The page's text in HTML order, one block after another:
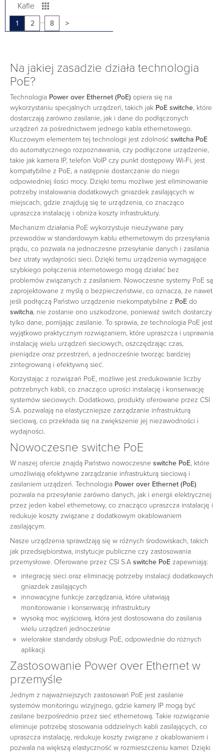
Kafle
1 2 ... 8 >
Na jakiej zasadzie działa technologia
PoE?
Technologia Power over Ethernet (PoE) opiera się na
wykorzystaniu specjalnych urządzeń, takich jak PoE switche, które
dostarczają zarówno zasilanie, jak i dane do podłączonych
urządzeń za pośrednictwem jednego kabla ethernetowego.
Kluczowym elementem tej technologii jest zdolność switcha PoE
do automatycznego rozpoznawania, czy podłączone urządzenie,
takie jak kamera IP, telefon VoIP czy punkt dostępowy Wi-Fi, jest
kompatybilne z PoE, a następnie dostarczanie do niego
odpowiedniej ilości mocy. Dzięki temu możliwe jest eliminowanie
potrzeby instalowania dodatkowych gniazdek zasilających w
miejscach, gdzie znajdują się te urządzenia, co znacząco
upraszcza instalację i obniża koszty infrastruktury.
Mechanizm działania PoE wykorzystuje nieużywane pary
przewodów w standardowym kablu ethernetowym do przesyłania
prądu, co pozwala na jednoczesne przesyłanie danych i zasilania
bez utraty wydajności sieci. Dzięki temu urządzenia wymagające
szybkiego połączenia internetowego mogą działać bez
problemów związanych z zasilaniem. Nowoczesne systemy PoE są
zaprojektowane z myślą o bezpieczeństwie, co oznacza, że nawet
jeśli podłączą Państwo urządzenie niekompatybilne z PoE do
switcha, nie zostanie ono uszkodzone, ponieważ switch dostarczy
tylko dane, pomijając zasilanie. To sprawia, że technologia PoE jest
wyjątkowo praktycznym rozwiązaniem, które upraszcza i usprawnia
instalację wielu urządzeń sieciowych, oszczędzając czas,
pieniądze oraz przestrzeń, a jednocześnie tworząc bardziej
zintegrowaną i efektywną sieć.
Korzystając z rozwiązań PoE, możliwe jest zredukowanie liczby
potrzebnych kabli, co znacząco uprości instalację i konserwację
systemów sieciowych. Dodatkowo, produkty oferowane przez CSI
S.A. pozwalają na elastyczniejsze zarządzanie infrastrukturą
sieciową, co przekłada się na zwiększenie jej niezawodności i
wydajności.
Nowoczesne switche PoE
W naszej ofercie znajdą Państwo nowoczesne switche PoE, które
umożliwiają efektywne zarządzanie infrastrukturą sieciową i
zasilaniem urządzeń. Technologia Power over Ethernet (PoE)
pozwala na przesyłanie zarówno danych, jak i energii elektrycznej
przez jeden kabel ethernetowy, co znacząco upraszcza instalację i
redukuje koszty związane z dodatkowym okablowaniem
zasilającym.
Nasze urządzenia sprawdzają się w różnych środowiskach, takich
jak przedsiębiorstwa, instytucje publiczne czy zastosowania
przemysłowe. Oferowane przez CSI S.A switche PoE zapewniają:
integrację sieci oraz eliminację potrzeby instalacji dodatkowych
gniazdek zasilających
innowacyjne funkcje zarządzania, które ułatwiają
monitorowanie i konserwację infrastruktury
wysoką moc wyjściową, która jest dostosowana do zasilania
wielu urządzeń jednocześnie
wielorakie standardy obsługi PoE, odpowiednie do różnych
aplikacji
Zastosowanie Power over Ethernet w
przemyśle
Jednym z najważniejszych zastosowań PoE jest zasilanie
systemów monitoringu wizyjnego, gdzie kamery IP mogą być
zasilane bezpośrednio przez sieć ethernetową. Takie rozwiązanie
eliminuje potrzebę stosowania oddzielnych kabli zasilających, co
upraszcza instalację, redukuje koszty związane z okablowaniem i
pozwala na większą elastyczność w rozmieszczeniu kamer. Dzięki